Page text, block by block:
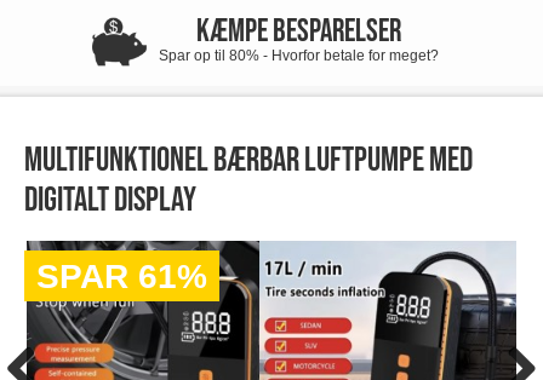
KÆMPE BESPARELSER
Spar op til 80% - Hvorfor betale for meget?
Multifunktionel bærbar luftpumpe med
digitalt display
SPAR 61%